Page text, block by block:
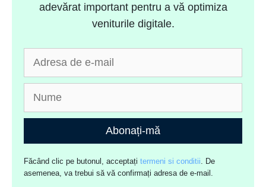
adevărat important pentru a vă optimiza
veniturile digitale.
Abonați-mă
Făcând clic pe butonul, acceptațitermeni si conditii. De
asemenea, va trebui să vă confirmați adresa de e-mail.